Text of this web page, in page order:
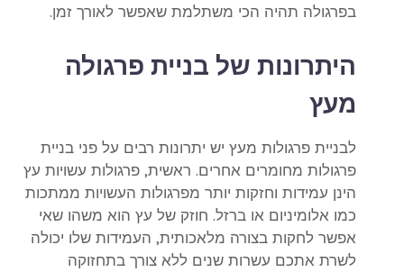
בפרגולה תהיה הכי משתלמת שאפשר לאורך זמן.
היתרונות של בניית פרגולה
מעץ
לבניית פרגולות מעץ יש יתרונות רבים על פני בניית
פרגולות מחומרים אחרים. ראשית, פרגולות עשויות עץ
הינן עמידות וחזקות יותר מפרגולות העשויות ממתכות
כמו אלומיניום או ברזל. חוזק של עץ הוא משהו שאי
אפשר לחקות בצורה מלאכותית, העמידות שלו יכולה
לשרת אתכם עשרות שנים ללא צורך בתחזוקה